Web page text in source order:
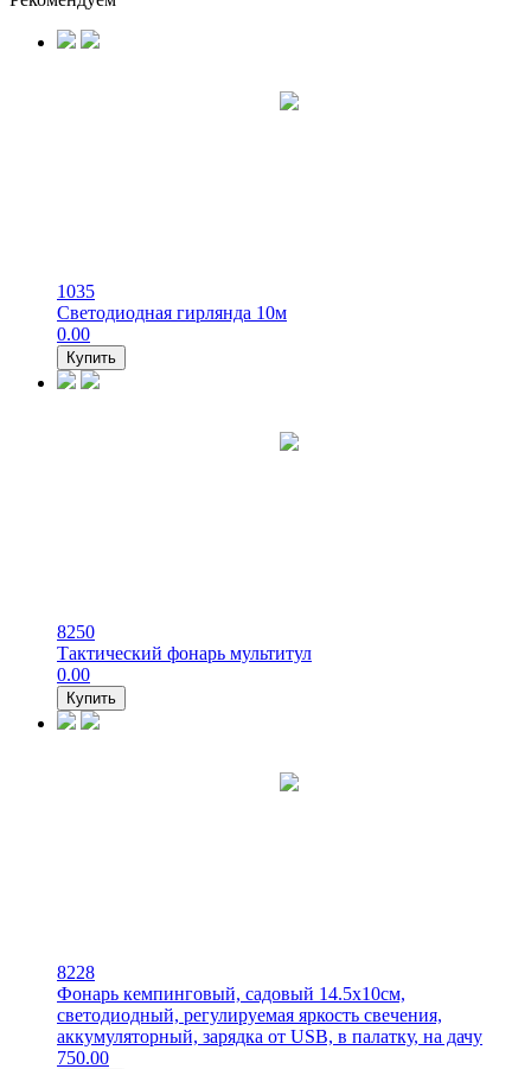
1035
Светодиодная гирлянда 10м
0.00
Купить
8250
Тактический фонарь мультитул
0.00
Купить
8228
Фонарь кемпинговый, садовый 14.5х10см,
светодиодный, регулируемая яркость свечения,
аккумуляторный, зарядка от USB, в палатку, на дачу
750.00